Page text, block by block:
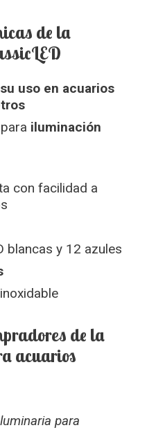
de la
uso en acuarios
iluminación
con facilidad a
blancas y 12 azules
de la
acuarios
para